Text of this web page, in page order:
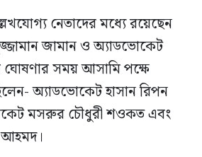
নেতাদের মধ্যে রয়েছেন
জামান ও অ্যাডভোকেট
সময় আসামি পক্ষে
অ্যাডভোকেট হাসান রিপন
মসরুর চৌধুরী শওকত এবং